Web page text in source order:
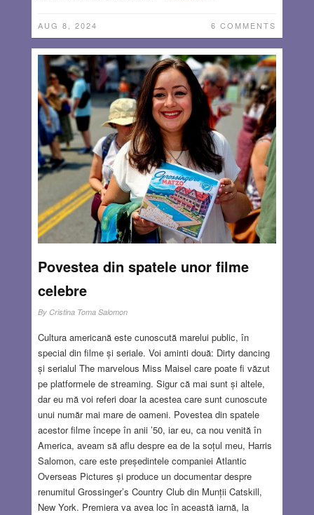
AUG 8, 2024 6 COMMENTS
Povestea din spatele unor filme
celebre
By Cristina Toma Salomon
Cultura americană este cunoscută marelui public, în
special din filme și seriale. Voi aminti două: Dirty dancing
și serialul The marvelous Miss Maisel care poate fi văzut
pe platformele de streaming. Sigur că mai sunt și altele,
dar eu mă voi referi doar la acestea care sunt cunoscute
unui număr mai mare de oameni. Povestea din spatele
acestor filme începe în anii ’50, iar eu, ca nou venită în
America, aveam să aflu despre ea de la soțul meu, Harris
Salomon, care este președintele companiei Atlantic
Overseas Pictures și produce un documentar despre
renumitul Grossinger’s Country Club din Munții Catskill,
New York. Premiera va avea loc în această iarnă, la